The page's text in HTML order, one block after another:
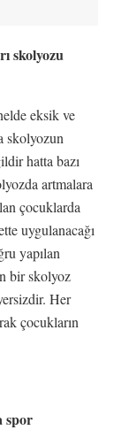
skolyozu
eksik ve
skolyozun
hatta bazı
artmalara
çocuklarda
uygulanacağı
yapılan
bir skolyoz
Her
çocukların
spor